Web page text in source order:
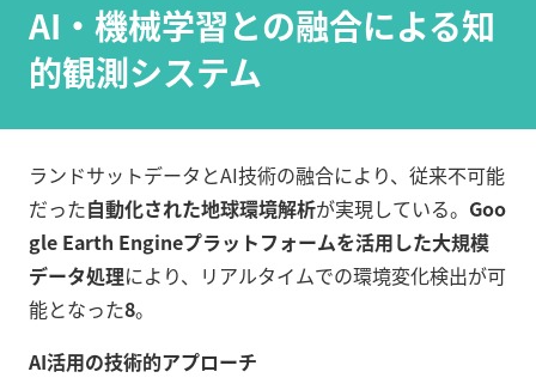
AI・機械学習との融合による知
的観測システム
ランドサットデータとAI技術の融合により、従来不可能
だった自動化された地球環境解析が実現している。 Goo
gle Earth Engineプラットフォームを活用した大規模
データ処理により、リアルタイムでの環境変化検出が可
能となった8。
AI活用の技術的アプローチ